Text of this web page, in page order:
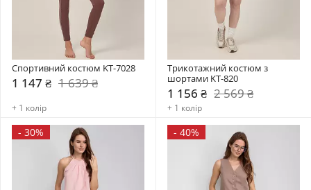
Спортивний костюм KT-7028
1 147 ₴ 1 639 ₴
+ 1 колір
Трикотажний костюм з
шортами KT-820
1 156 ₴ 2 569 ₴
+ 1 колір
- 30% - 40%